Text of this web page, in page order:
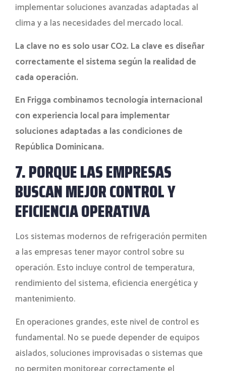
implementar soluciones avanzadas adaptadas al
clima y a las necesidades del mercado local.
La clave no es solo usar CO2. La clave es diseñar
correctamente el sistema según la realidad de
cada operación.
En Frigga combinamos tecnología internacional
con experiencia local para implementar
soluciones adaptadas a las condiciones de
República Dominicana.
7. PORQUE LAS EMPRESAS
BUSCAN MEJOR CONTROL Y
EFICIENCIA OPERATIVA
Los sistemas modernos de refrigeración permiten
a las empresas tener mayor control sobre su
operación. Esto incluye control de temperatura,
rendimiento del sistema, eficiencia energética y
mantenimiento.
En operaciones grandes, este nivel de control es
fundamental. No se puede depender de equipos
aislados, soluciones improvisadas o sistemas que